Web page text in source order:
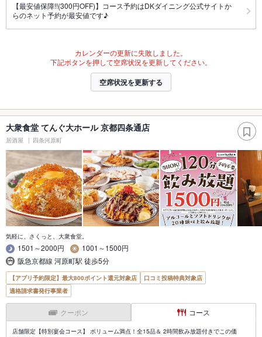
【最安値保障!!(300円OFF)】コース予約はDKダイニング公式サイトか
らのネット予約が最安値です♪
カレンダーの更新に失敗しました。
下記ボタンを押して空席状況を更新してください。
空席状況を更新する
大衆食堂 てんぐ大ホール 京都四条通店
居酒屋 四条河原町
気軽に、さくっと、大衆食堂。
1501～2000円
1001～1500円
阪急京都線 河原町駅 徒歩5分
【アプリ予約限定】最大800ポイント還元対象店
口コミ投稿特典対象店
適格請求書発行事業者
クーポン コース
店舗限定【特別宴会コース】 ボリューム満点！全15品＆ 2時間飲み放題付きでこの価